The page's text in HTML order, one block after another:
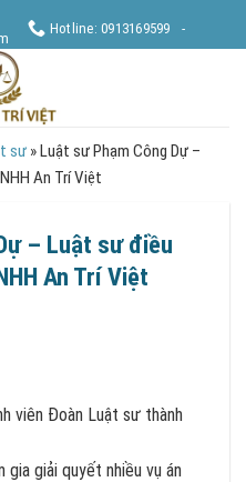
Hotline: 0913169599 -
sư »Luật sư Phạm Công Dự –
An Trí Việt
– Luật sư điều
An Trí Việt
viên Đoàn Luật sư thành
gia giải quyết nhiều vụ án